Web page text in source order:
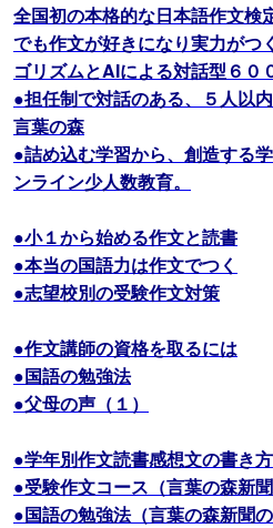
全国初の本格的な日本語作文検
でも作文が好きになり実力がつ
ゴリズムとAIによる対話型６０
●担任制で対話のある、５人以
言葉の森
●詰め込む学習から、創造する
ンライン少人数教育。
●小１から始める作文と読書
●本当の国語力は作文でつく
●志望校別の受験作文対策
●作文講師の資格を取るには
●国語の勉強法
●父母の声（１）
●学年別作文読書感想文の書き方
●受験作文コース（言葉の森新聞
●国語の勉強法（言葉の森新聞の